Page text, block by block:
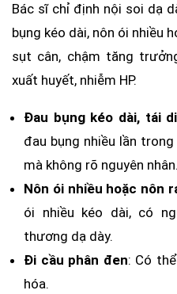
Bác sĩ chỉ định nội soi dạ
bụng kéo dài, nôn ói nhiều
sụt cân, chậm tăng
xuất huyết, nhiễm HP.
Đau bụng kéo dài, tái
đau bụng nhiều lần
mà không rõ nguyên nhân.
Nôn ói nhiều hoặc nôn
ói nhiều kéo dài, có
thương dạ dày.
Đi cầu phân đen: Có
hóa.